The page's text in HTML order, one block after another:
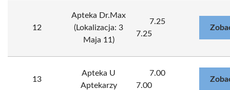
12
Apteka Dr.Max
(Lokalizacja: 3
Maja 11)
7.25
7.25
13
Apteka U
Aptekarzy
7.00
7.00